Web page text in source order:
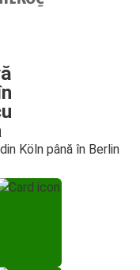
Köln până în Berlin